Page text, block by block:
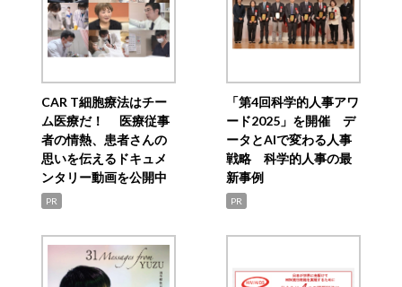
CAR T細胞療法はチー
ム医療だ！ 医療従事
者の情熱、患者さんの
思いを伝えるドキュメ
ンタリー動画を公開中
PR
「第4回科学的人事アワ
ード2025」を開催 デ
ータとAIで変わる人事
戦略 科学的人事の最
新事例
PR